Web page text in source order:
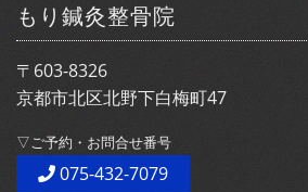
もり鍼灸整骨院
〒603-8326
京都市北区北野下白梅町47
▽ご予約・お問合せ番号
075-432-7079